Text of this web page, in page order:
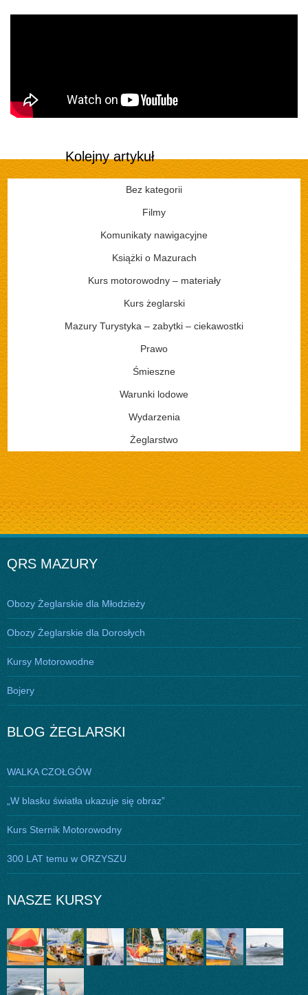
Kolejny artykuł
Bez kategorii
Filmy
Komunikaty nawigacyjne
Książki o Mazurach
Kurs motorowodny – materiały
Kurs żeglarski
Mazury Turystyka – zabytki – ciekawostki
Prawo
Śmieszne
Warunki lodowe
Wydarzenia
Żeglarstwo
QRS MAZURY
Obozy Żeglarskie dla Młodzieży
Obozy Żeglarskie dla Dorosłych
Kursy Motorowodne
Bojery
BLOG ŻEGLARSKI
WALKA CZOŁGÓW
„W blasku światła ukazuje się obraz”
Kurs Sternik Motorowodny
300 LAT temu w ORZYSZU
NASZE KURSY